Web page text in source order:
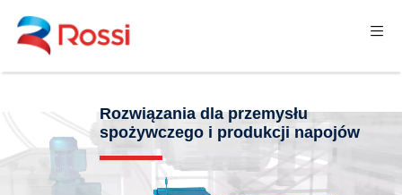
Rozwiązania dla przemysłu
spożywczego i produkcji napojów